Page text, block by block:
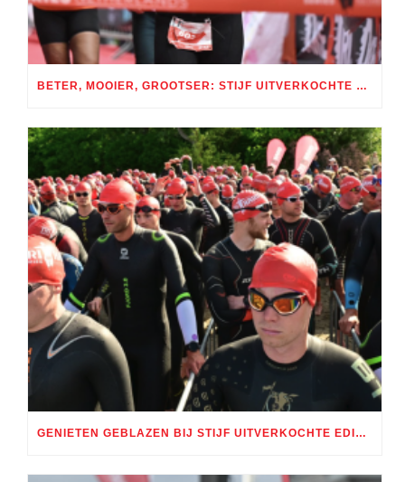
BETER, MOOIER, GROOTSER: STIJF UITVERKOCHTE TRI AMSTERDAM GROOT SUCCES
GENIETEN GEBLAZEN BIJ STIJF UITVERKOCHTE EDITIE TRI ALMERE